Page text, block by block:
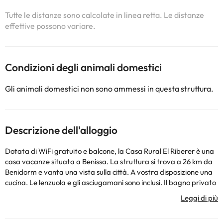
Tutte le distanze sono calcolate in linea retta. Le distanze
effettive possono variare.
Condizioni degli animali domestici
Gli animali domestici non sono ammessi in questa struttura.
Descrizione dell'alloggio
Dotata di WiFi gratuito e balcone, la Casa Rural El Riberer è una
casa vacanze situata a Benissa. La struttura si trova a 26 km da
Benidorm e vanta una vista sulla città. A vostra disposizione una
cucina. Le lenzuola e gli asciugamani sono inclusi. Il bagno privato